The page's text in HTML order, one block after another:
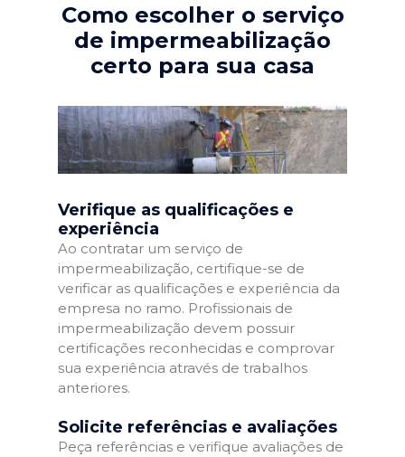
Como escolher o serviço
de impermeabilização
certo para sua casa
Verifique as qualificações e
experiência
Ao contratar um serviço de
impermeabilização, certifique-se de
verificar as qualificações e experiência da
empresa no ramo. Profissionais de
impermeabilização devem possuir
certificações reconhecidas e comprovar
sua experiência através de trabalhos
anteriores.
Solicite referências e avaliações
Peça referências e verifique avaliações de